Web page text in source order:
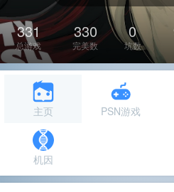
331
总游戏
330
完美数
0
坑数
主页 PSN游戏
机因